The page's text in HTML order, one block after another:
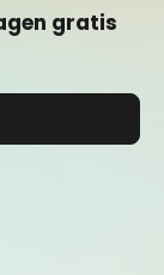
gratis